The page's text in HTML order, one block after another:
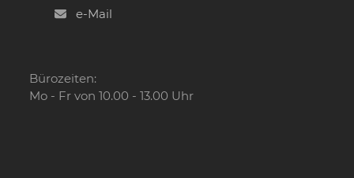
e-Mail
Bürozeiten:
Mo - Fr von 10.00 - 13.00 Uhr